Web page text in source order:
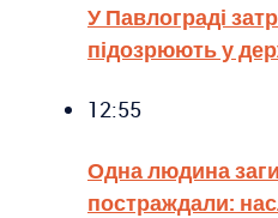
У Павлограді
підозрюють у
12:55
Одна людина
постраждали: